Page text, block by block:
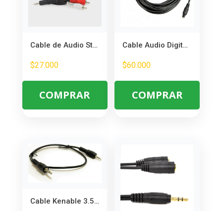
Cable de Audio Stereo 3.5mm a 2 RCA 3 Metros – Conecta PC y Música
$27.000
COMPRAR
Cable Audio Digital Óptico 5 Metros – Sonido Envolvente de Alta Calidad
$60.000
COMPRAR
Cable Kenable 3.5mm a 2.5mm 50cm – Conecta Auriculares y Dispositivos